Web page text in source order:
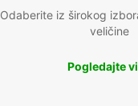
Odaberite iz širokog
veličine
Pogledajte